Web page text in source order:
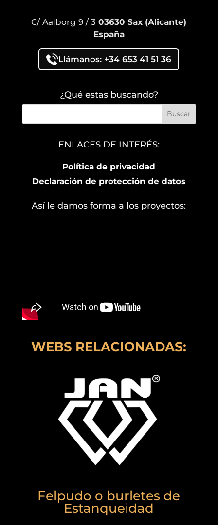
C/ Aalborg 9 / 303630 Sax (Alicante)
España
Llámanos: +34 653 41 51 36
¿Qué estas buscando?
ENLACES DE INTERÉS:
Política de privacidad
Declaración de protección de datos
Así le damos forma a los proyectos:
WEBS RELACIONADAS:
Felpudo o burletes de
Estanqueidad